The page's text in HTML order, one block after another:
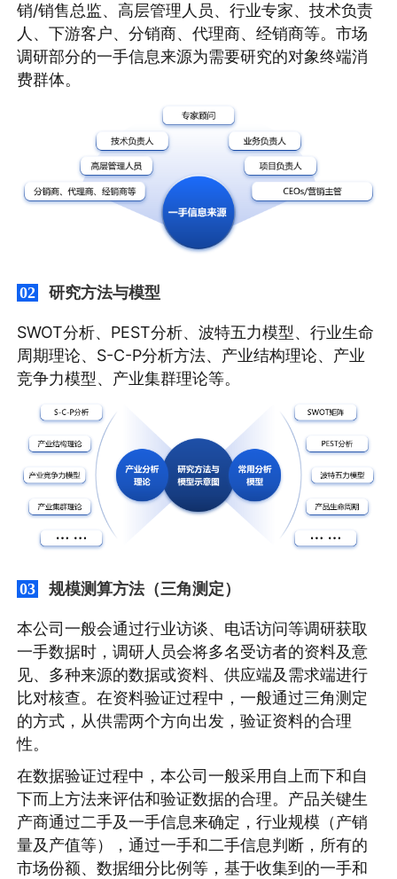
销/销售总监、高层管理人员、行业专家、技术负责
人、下游客户、分销商、代理商、经销商等。市场
调研部分的一手信息来源为需要研究的对象终端消
费群体。
02 研究方法与模型
SWOT分析、PEST分析、波特五力模型、行业生命
周期理论、S-C-P分析方法、产业结构理论、产业
竞争力模型、产业集群理论等。
03 规模测算方法（三角测定）
本公司一般会通过行业访谈、电话访问等调研获取
一手数据时，调研人员会将多名受访者的资料及意
见、多种来源的数据或资料、供应端及需求端进行
比对核查。在资料验证过程中，一般通过三角测定
的方式，从供需两个方向出发，验证资料的合理
性。
在数据验证过程中，本公司一般采用自上而下和自
下而上方法来评估和验证数据的合理。产品关键生
产商通过二手及一手信息来确定，行业规模（产销
量及产值等），通过一手和二手信息判断，所有的
市场份额、数据细分比例等，基于收集到的一手和